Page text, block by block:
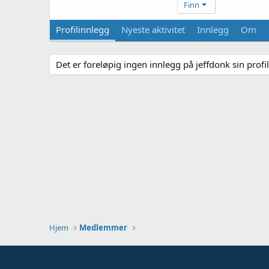
Finn
Profilinnlegg Nyeste aktivitet Innlegg Om
Det er foreløpig ingen innlegg på jeffdonk sin
Hjem Medlemmer